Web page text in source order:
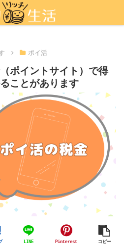
ポイ活」を活用しよう
ポイ活
ポイントサイト）で得
ことがあります
LINE Pinterest コピー